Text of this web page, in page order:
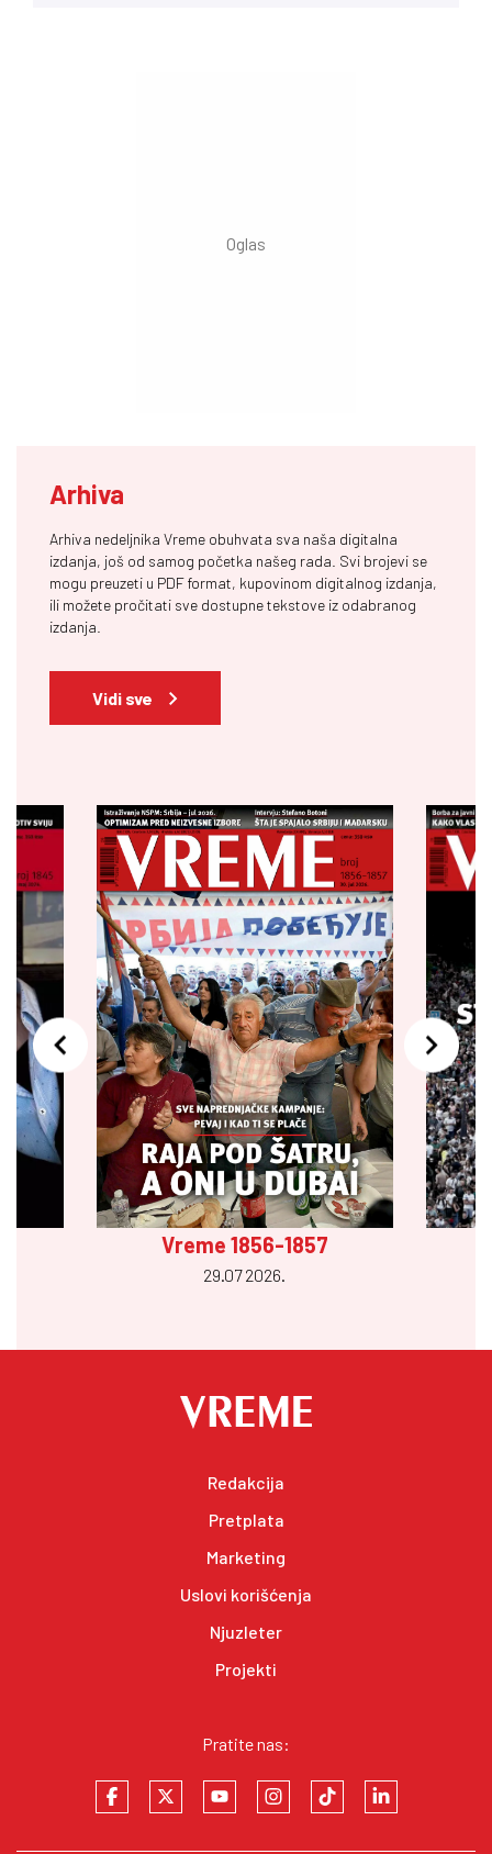
Arhiva
Arhiva nedeljnika Vreme obuhvata sva naša digitalna
izdanja, još od samog početka našeg rada. Svi brojevi se
mogu preuzeti u PDF format, kupovinom digitalnog izdanja,
ili možete pročitati sve dostupne tekstove iz odabranog
izdanja.
Vidi sve
Vreme 1856-1857
29.07 2026.
Redakcija
Pretplata
Marketing
Uslovi korišćenja
Njuzleter
Projekti
Pratite nas: